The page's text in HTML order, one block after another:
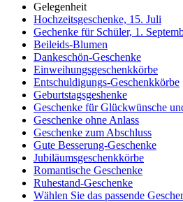
Gelegenheit
Hochzeitsgeschenke, 15. Juli
Gechenke für Schüler, 1.
Beileids-Blumen
Dankeschön-Geschenke
Einweihungsgeschenkkörbe
Entschuldigungs-Geschenkkörbe
Geburtstagsgeshenke
Geschenke für Glückwünsche
Geschenke ohne Anlass
Geschenke zum Abschluss
Gute Besserung-Geschenke
Jubiläumsgeschenkkörbe
Romantische Geschenke
Ruhestand-Geschenke
Wählen Sie das passende